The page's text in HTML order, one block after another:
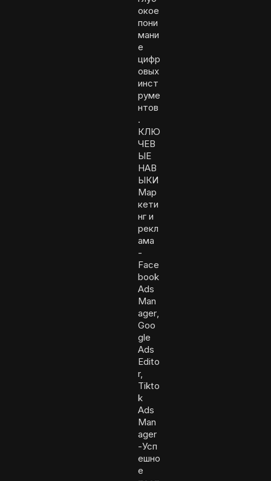
окое
пони
мани
е
цифр
овых
инст
руме
нтов
.
КЛЮ
ЧЕВ
ЫЕ
НАВ
ЫКИ
Мар
кети
нг и
рекл
ама
-
Face
book
Ads
Man
ager,
Goo
gle
Ads
Edito
r,
Tikto
k
Ads
Man
ager
-Усп
ешно
е